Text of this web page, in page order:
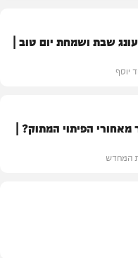
שבת ושמחת יום טוב |
יוסף
הפיתוי המתוק? |
המחדש